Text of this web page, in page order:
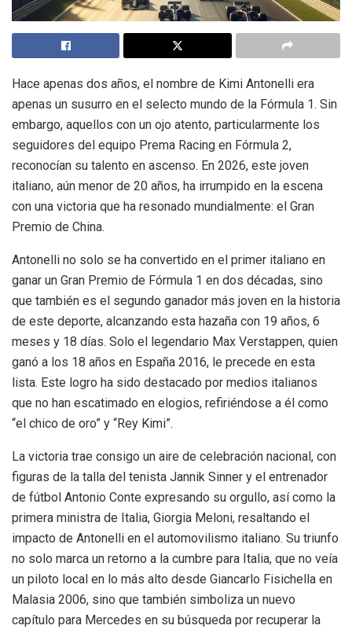
Hace apenas dos años, el nombre de Kimi Antonelli era
apenas un susurro en el selecto mundo de la Fórmula 1. Sin
embargo, aquellos con un ojo atento, particularmente los
seguidores del equipo Prema Racing en Fórmula 2,
reconocían su talento en ascenso. En 2026, este joven
italiano, aún menor de 20 años, ha irrumpido en la escena
con una victoria que ha resonado mundialmente: el Gran
Premio de China.
Antonelli no solo se ha convertido en el primer italiano en
ganar un Gran Premio de Fórmula 1 en dos décadas, sino
que también es el segundo ganador más joven en la historia
de este deporte, alcanzando esta hazaña con 19 años, 6
meses y 18 días. Solo el legendario Max Verstappen, quien
ganó a los 18 años en España 2016, le precede en esta
lista. Este logro ha sido destacado por medios italianos
que no han escatimado en elogios, refiriéndose a él como
“el chico de oro” y “Rey Kimi”.
La victoria trae consigo un aire de celebración nacional, con
figuras de la talla del tenista Jannik Sinner y el entrenador
de fútbol Antonio Conte expresando su orgullo, así como la
primera ministra de Italia, Giorgia Meloni, resaltando el
impacto de Antonelli en el automovilismo italiano. Su triunfo
no solo marca un retorno a la cumbre para Italia, que no veía
un piloto local en lo más alto desde Giancarlo Fisichella en
Malasia 2006, sino que también simboliza un nuevo
capítulo para Mercedes en su búsqueda por recuperar la